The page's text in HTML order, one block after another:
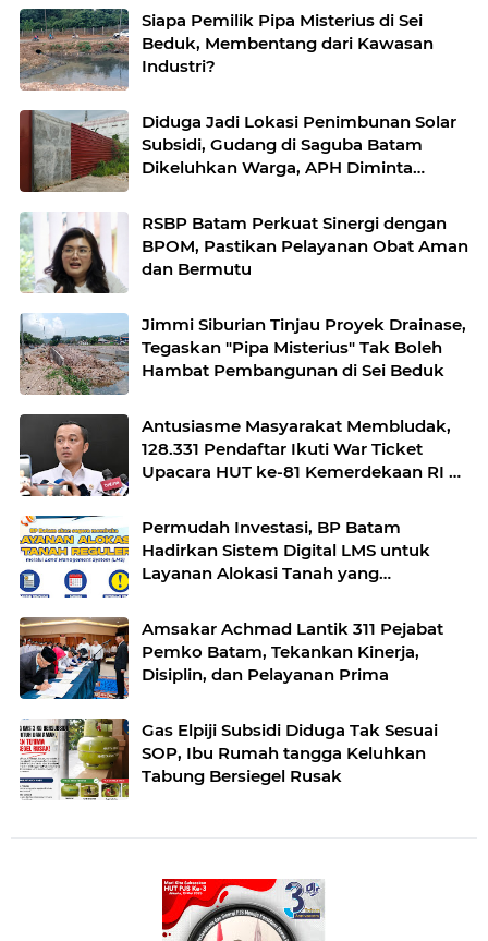
Siapa Pemilik Pipa Misterius di Sei
Beduk, Membentang dari Kawasan
Industri?
Diduga Jadi Lokasi Penimbunan Solar
Subsidi, Gudang di Saguba Batam
Dikeluhkan Warga, APH Diminta
RSBP Batam Perkuat Sinergi dengan
BPOM, Pastikan Pelayanan Obat Aman
dan Bermutu
Jimmi Siburian Tinjau Proyek Drainase,
Tegaskan "Pipa Misterius" Tak Boleh
Hambat Pembangunan di Sei Beduk
Antusiasme Masyarakat Membludak,
128.331 Pendaftar Ikuti War Ticket
Upacara HUT ke-81 Kemerdekaan RI di
Permudah Investasi, BP Batam
Hadirkan Sistem Digital LMS untuk
Layanan Alokasi Tanah yang
Amsakar Achmad Lantik 311 Pejabat
Pemko Batam, Tekankan Kinerja,
Disiplin, dan Pelayanan Prima
Gas Elpiji Subsidi Diduga Tak Sesuai
SOP, Ibu Rumah tangga Keluhkan
Tabung Bersiegel Rusak